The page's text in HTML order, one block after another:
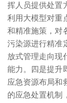
挥人员提供处置
利用大模型对重
和精准施策，对
污染源进行精准
放式管理走向现
能力。四是提升
应急资源布局和
的应急处置机制